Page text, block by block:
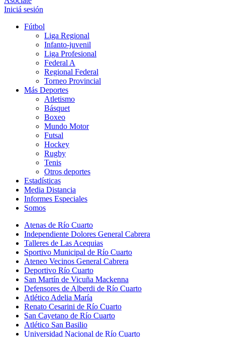
Iniciá sesión
Fútbol
Liga Regional
Infanto-juvenil
Liga Profesional
Federal A
Regional Federal
Torneo Provincial
Más Deportes
Atletismo
Básquet
Boxeo
Mundo Motor
Futsal
Hockey
Rugby
Tenis
Otros deportes
Estadísticas
Media Distancia
Informes Especiales
Somos
Atenas de Río Cuarto
Independiente Dolores General Cabrera
Talleres de Las Acequias
Sportivo Municipal de Río Cuarto
Ateneo Vecinos General Cabrera
Deportivo Río Cuarto
San Martín de Vicuña Mackenna
Defensores de Alberdi de Río Cuarto
Atlético Adelia María
Renato Cesarini de Río Cuarto
San Cayetano de Río Cuarto
Atlético San Basilio
Universidad Nacional de Río Cuarto